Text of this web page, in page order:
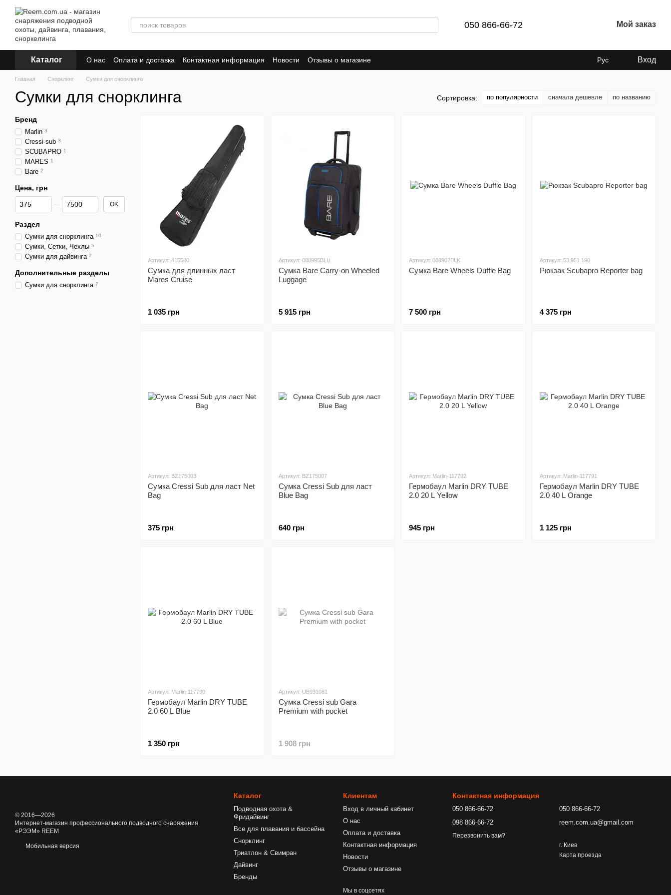
Перейти к основному контенту
050 866-66-72 Мой заказ
Каталог О нас Оплата и доставка Контактная информация Новости Отзывы о магазине Рус Вход
Главная Снорклинг Сумки для снорклинга
Сумки для снорклинга Сортировка: по популярности сначала дешевле по названию
Артикул: 415580
Сумка для длинных ласт
Mares Cruise
1 035 грн
Артикул: 088995BLU
Сумка Bare Carry-on Wheeled
Luggage
5 915 грн
Артикул: 088902BLK
Сумка Bare Wheels Duffle Bag
7 500 грн
Артикул: 53.951.190
Рюкзак Scubapro Reporter bag
4 375 грн
Артикул: BZ175003
Сумка Cressi Sub для ласт Net
Bag
375 грн
Артикул: BZ175007
Сумка Cressi Sub для ласт
Blue Bag
640 грн
Артикул: Marlin-117792
Гермобаул Marlin DRY TUBE
2.0 20 L Yellow
945 грн
Артикул: Marlin-117791
Гермобаул Marlin DRY TUBE
2.0 40 L Orange
1 125 грн
Артикул: Marlin-117790
Гермобаул Marlin DRY TUBE
2.0 60 L Blue
1 350 грн
Артикул: UB931081
Сумка Cressi sub Gara
Premium with pocket
1 908 грн
Бренд
Marlin 3
Cressi-sub 3
SCUBAPRO 1
MARES 1
Bare 2
Цена, грн
От Цена, грн
До Цена, грн OK
Раздел
Сумки для снорклинга 10
Сумки, Сетки, Чехлы 5
Сумки для дайвинга 2
Дополнительные разделы
Сумки для снорклинга 7
© 2016—2026
Интернет-магазин профессионального подводного снаряжения
«РЭЭМ» REEM
Мобильная версия
Каталог
Подводная охота &
Фридайвинг
Все для плавания и бассейна
Снорклинг
Триатлон & Свимран
Дайвинг
Бренды
Клиентам
Вход в личный кабинет
О нас
Оплата и доставка
Контактная информация
Новости
Отзывы о магазине
Мы в соцсетях
Контактная информация
050 866-66-72
098 866-66-72
Перезвонить вам?
050 866-66-72
reem.com.ua@gmail.com
г. Киев
Карта проезда